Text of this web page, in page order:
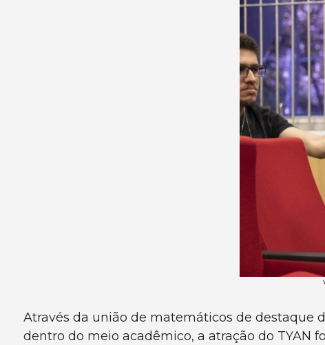
Através da união de matemáticos de destaque
dentro do meio acadêmico, a atração do TYAN